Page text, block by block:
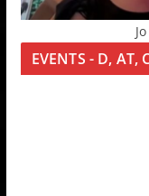
EVENTS - D, AT,